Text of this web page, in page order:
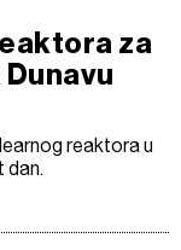
za
reaktora u
dan.